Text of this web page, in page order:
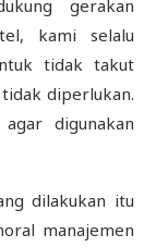
gerakan
kami selalu
tidak takut
diperlukan.
digunakan
dilakukan itu
manajemen